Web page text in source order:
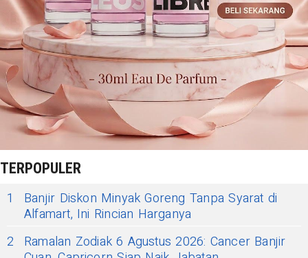
TERPOPULER
1
Banjir Diskon Minyak Goreng Tanpa Syarat di
Alfamart, Ini Rincian Harganya
2
Ramalan Zodiak 6 Agustus 2026: Cancer Banjir